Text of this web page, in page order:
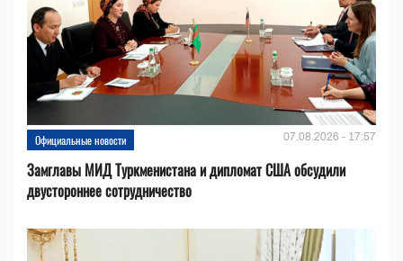
Официальные новости 07.08.2026 - 17:57
Замглавы МИД Туркменистана и дипломат США обсудили
двустороннее сотрудничество